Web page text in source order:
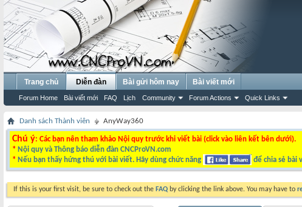
Trang chủ Diễn đàn
Forum Home Bài viết mới FAQ Lịch Community Forum Actions Quick Links
Bài gửi hôm nay Bài viết mới
Danh sách Thành viên AnyWay360
Chú ý: Các bạn nên tham khảo Nội quy trước khi viết bài (click vào liên kết bên dưới).
* Nội quy và Thông báo diễn đàn CNCProVN.com
* Nếu bạn thấy hứng thú với bài viết. Hãy dùng chức năng để chia sẻ bài
If this is your first visit, be sure to check out the FAQ by clicking the link above. You may have to